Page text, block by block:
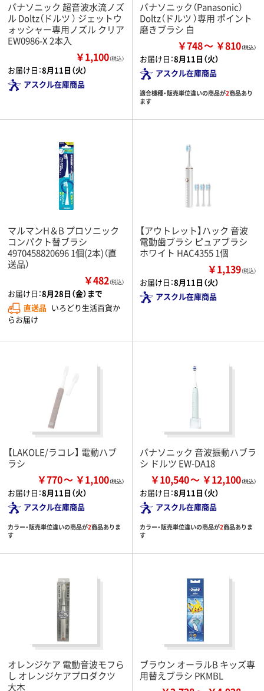
パナソニック 超音波水流ノズ
ル Doltz（ドルツ ） ジェットウ
ォッシャー専用ノズル クリア
EW0986-X 2本入
￥1,100（税込）
お届け日：8月11日（火）
アスクル在庫商品
パナソニック（Panasonic）
Doltz（ドルツ ）専用 ポイント
磨きブラシ 白
￥748 ￥810
お届け日：8月11日（火）
アスクル在庫商品
適合機種・販売単位違いの商品が2商品あり
ます
マルマンH＆B プロソニック
コンパクト替ブラシ
4970458820696 1個(2本)（直
送品）
￥482（税込）
お届け日：8月28日（金）まで
直送品 いろどり生活百貨か
らお届け
【アウトレット】ハック 音波
電動歯ブラシ ピュアブラシ
ホワイト HAC4355 1個
￥1,139（税込）
お届け日：8月11日（火）
アスクル在庫商品
【LAKOLE/ラコレ】 電動ハブ
ラシ
￥770 ￥1,100
お届け日：8月11日（火）
アスクル在庫商品
カラー・販売単位違いの商品が2商品ありま
す
パナソニック 音波振動ハブラ
シ ドルツ EW-DA18
￥10,540 ￥12,100
お届け日：8月11日（火）
アスクル在庫商品
カラー・販売単位違いの商品が2商品ありま
す
オレンジケア 電動音波モフら
し オレンジケアプロダクツ
大木
ブラウン オーラルB キッズ専
用替えブラシ PKMBL